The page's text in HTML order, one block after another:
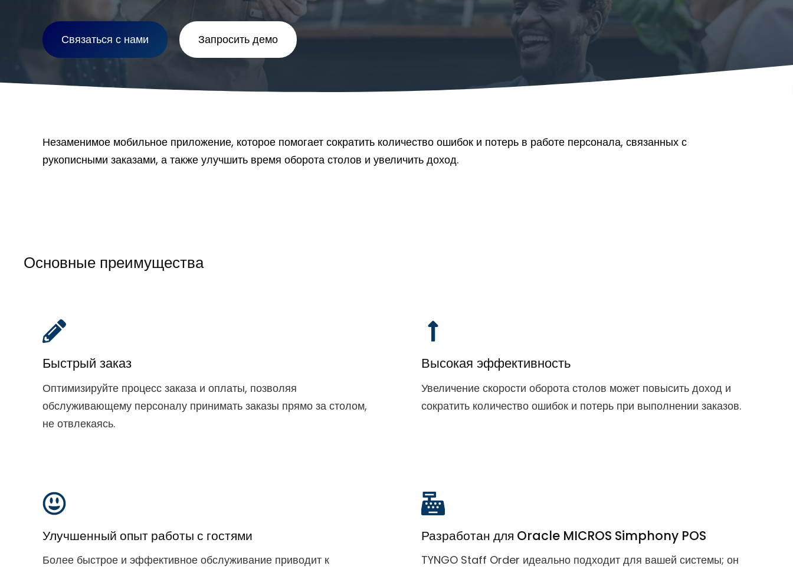
Связаться с нами Запросить демо
Незаменимое мобильное приложение, которое помогает сократить количество ошибок и потерь в работе персонала, связанных с
рукописными заказами, а также улучшить время оборота столов и увеличить доход.
Основные преимущества
Быстрый заказ
Оптимизируйте процесс заказа и оплаты, позволяя
обслуживающему персоналу принимать заказы прямо за столом,
не отвлекаясь.
Высокая эффективность
Увеличение скорости оборота столов может повысить доход и
сократить количество ошибок и потерь при выполнении заказов.
Улучшенный опыт работы с гостями
Более быстрое и эффективное обслуживание приводит к
Разработан для Oracle MICROS Simphony POS
TYNGO Staff Order идеально подходит для вашей системы; он